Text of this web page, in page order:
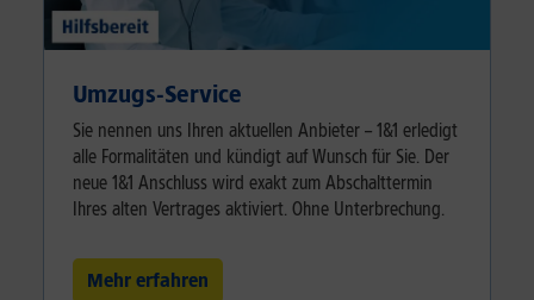
Umzugs-Service
Sie nennen uns Ihren aktuellen Anbieter – 1&1 erledigt
alle Formalitäten und kündigt auf Wunsch für Sie. Der
neue 1&1 Anschluss wird exakt zum Abschalttermin
Ihres alten Vertrages aktiviert. Ohne Unterbrechung.
Mehr erfahren